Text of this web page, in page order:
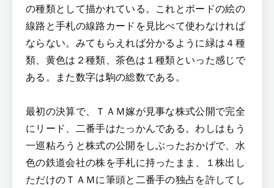
の種類として描かれている。これとボードの絵の
線路と手札の線路カードを見比べて使わなければ
ならない。みてもらえれば分かるように緑は４種
類、黄色は２種類、茶色は１種類といった感じで
ある。また数字は駒の総数である。
最初の決算で、ＴＡＭ嫁が見事な株式公開で完全
にリード、二番手はたっかんである。わしはもう
一巡粘ろうと株式の公開をしぶったおかげで、水
色の鉄道会社の株を手札に持ったまま、１株出し
ただけのＴＡＭに筆頭と二番手の独占を許してし